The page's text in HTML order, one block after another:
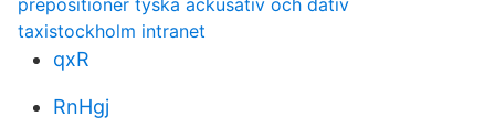
prepositioner tyska ackusativ och dativ
taxistockholm intranet
qxR
RnHgj